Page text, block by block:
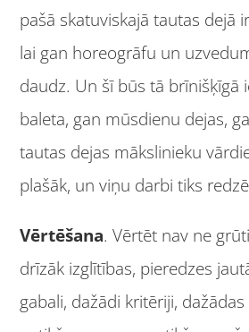
pašā skatuviskajā tautas dejā
lai gan horeogrāfu un
daudz. Un šī būs tā brīnišķīgā
baleta, gan mūsdienu dejas,
tautas dejas mākslinieku
plašāk, un viņu darbi tiks
Vērtēšana. Vērtēt nav ne
drīzāk izglītības, pieredzes
gabali, dažādi kritēriji,